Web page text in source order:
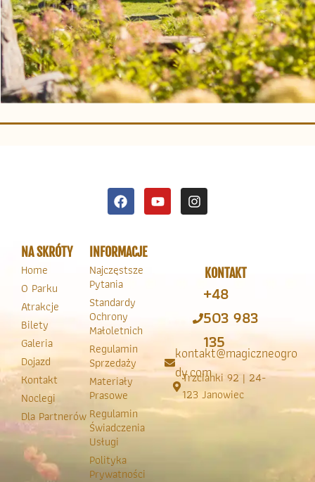
NA SKRÓTY
Home
O Parku
Atrakcje
Bilety
Galeria
Dojazd
Kontakt
Noclegi
Dla Partnerów
INFORMACJE
Najczęstsze
Pytania
Standardy
Ochrony
Małoletnich
Regulamin
Sprzedaży
Materiały
Prasowe
Regulamin
Świadczenia
Usługi
Polityka
Prywatności
KONTAKT
+48
503 983
135
kontakt@magiczneogro
dy.com
Trzcianki 92 | 24-
123 Janowiec